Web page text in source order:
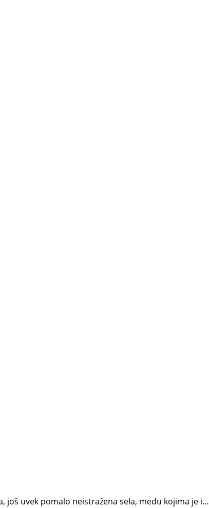
još uvek pomalo neistražena sela, među kojima je i…